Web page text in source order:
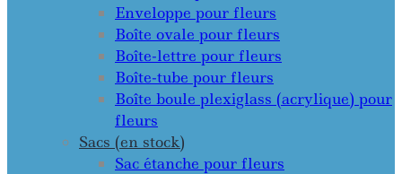
Enveloppe pour fleurs
Boîte ovale pour fleurs
Boîte-lettre pour fleurs
Boîte-tube pour fleurs
Boîte boule plexiglass (acrylique) pour
fleurs
Sacs (en stock)
Sac étanche pour fleurs